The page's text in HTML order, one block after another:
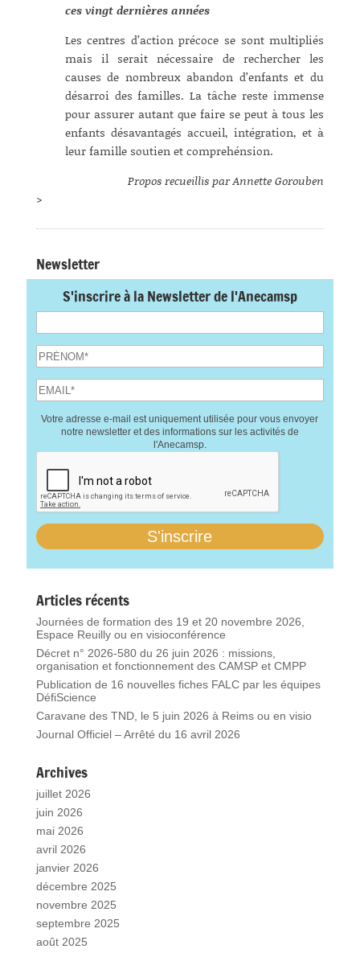
ces vingt dernières années
Les centres d’action précoce se sont multipliés
mais il serait nécessaire de rechercher les
causes de nombreux abandon d’enfants et du
désarroi des familles. La tâche reste immense
pour assurer autant que faire se peut à tous les
enfants désavantagés accueil, intégration, et à
leur famille soutien et comprehénsion.
Propos recueillis par Annette Gorouben
>
Newsletter
S'inscrire à la Newsletter de l'Anecamsp
Votre adresse e-mail est uniquement utilisée pour vous envoyer
notre newsletter et des informations sur les activités de
l'Anecamsp.
Articles récents
Journées de formation des 19 et 20 novembre 2026,
Espace Reuilly ou en visioconférence
Décret n° 2026-580 du 26 juin 2026 : missions,
organisation et fonctionnement des CAMSP et CMPP
Publication de 16 nouvelles fiches FALC par les équipes
DéfiScience
Caravane des TND, le 5 juin 2026 à Reims ou en visio
Journal Officiel – Arrêté du 16 avril 2026
Archives
juillet 2026
juin 2026
mai 2026
avril 2026
janvier 2026
décembre 2025
novembre 2025
septembre 2025
août 2025